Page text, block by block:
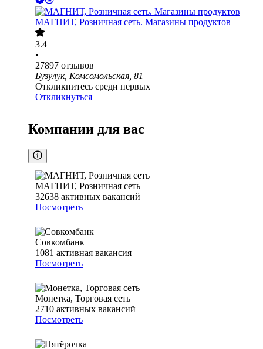
МАГНИТ, Розничная сеть. Магазины продуктов
3.4
•
27897 отзывов
Бузулук, Комсомольская, 81
Откликнитесь среди первых
Откликнуться
Компании для вас
МАГНИТ, Розничная сеть
32638 активных вакансий
Посмотреть
Совкомбанк
1081 активная вакансия
Посмотреть
Монетка, Торговая сеть
2710 активных вакансий
Посмотреть